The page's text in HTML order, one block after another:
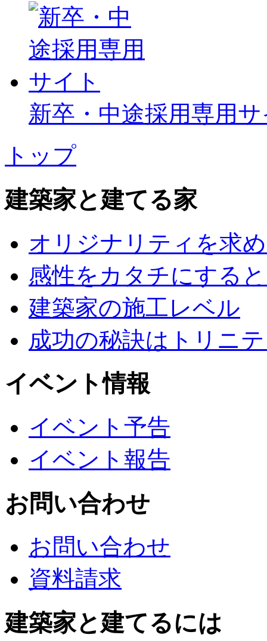
新卒・中途採用専用
トップ
建築家と建てる家
オリジナリティを求
感性をカタチにする
建築家の施工レベル
成功の秘訣はトリニ
イベント情報
イベント予告
イベント報告
お問い合わせ
お問い合わせ
資料請求
建築家と建てるには